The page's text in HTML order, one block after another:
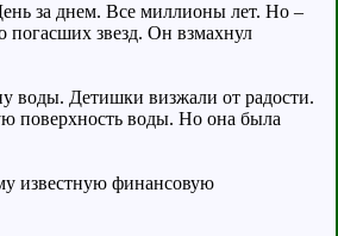
за днем. Все миллионы лет. Но –
погасших звезд. Он взмахнул
воды. Детишки визжали от радости.
поверхность воды. Но она была
известную финансовую